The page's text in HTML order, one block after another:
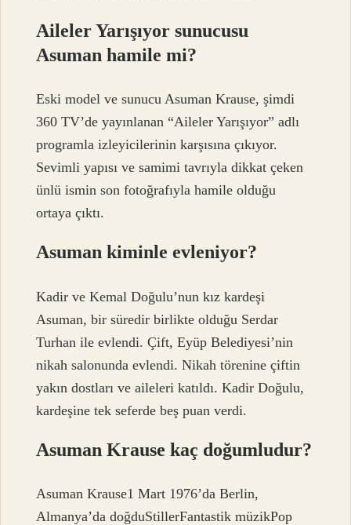
Aileler Yarışıyor sunucusu
Asuman hamile mi?
Eski model ve sunucu Asuman Krause, şimdi
360 TV’de yayınlanan “Aileler Yarışıyor” adlı
programla izleyicilerinin karşısına çıkıyor.
Sevimli yapısı ve samimi tavrıyla dikkat çeken
ünlü ismin son fotoğrafıyla hamile olduğu
ortaya çıktı.
Asuman kiminle evleniyor?
Kadir ve Kemal Doğulu’nun kız kardeşi
Asuman, bir süredir birlikte olduğu Serdar
Turhan ile evlendi. Çift, Eyüp Belediyesi’nin
nikah salonunda evlendi. Nikah törenine çiftin
yakın dostları ve aileleri katıldı. Kadir Doğulu,
kardeşine tek seferde beş puan verdi.
Asuman Krause kaç doğumludur?
Asuman Krause1 Mart 1976’da Berlin,
Almanya’da doğduStillerFantastik müzikPop